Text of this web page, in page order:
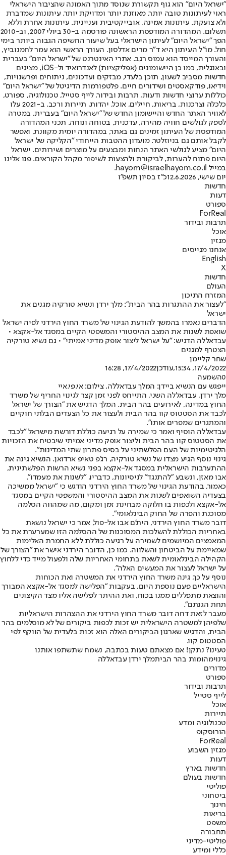
"ישראל היום" הוא גוף תקשורת שנוסד מתוך האמונה שהציבור הישראלי
ראוי לעיתונות טובה יותר, מאוזנת יותר ומדויקת יותר. עיתונות שמדברת
ולא צועקת. עיתונות אמינה, אובייקטיבית ועניינית. עיתונות אחרת וללא
תשלום. המהדורה המודפסת הראשונה פורסמה ב-30 ביולי 2007, וב-2010
הפך "ישראל היום" לעיתון הישראלי בעל שיעור החשיפה הגבוה ביותר בימי
חול. מו"ל העיתון היא ד"ר מרים אדלסון. העורך הראשי הוא עמר לחמנוביץ,
והעורך המייסד הוא עמוס רגב. אתרי האינטרנט של "ישראל היום" בעברית
ובאנגלית, כמו כן היישומונים (אפליקציות) לאנדרואיד ול-iOS, מציגים
חדשות מסביב לשעון, תוכן בלעדי, מבזקים ועדכונים, ניתוחים ופרשנויות,
וידיאו, פודקאסטים ושידורים חיים. פלטפורמות הדיגיטל של "ישראל היום"
כוללות ערוצי חדשות ודעות, תרבות ובידור, לייף סטייל, טכנולוגיה, ספורט,
כלכלה וצרכנות, בריאות, חיילים, אוכל, יהדות, תיירות ורכב. ב-2021 עלו
לאוויר האתר החדש והיישומון החדש של "ישראל היום" בעברית, במטרה
לספק לגולשים חוויה מהירה, עדכנית, בטוחה ונוחה. תכני המהדורה
המודפסת של העיתון זמינים גם באתר, במהדורה יומית מקוונת, ואפשר
לקבל אותם גם בניוזלטר. מועדון ההטבות הייחודי "הקליקה של ישראל
היום" מציע לגולשי האתר הנחות ומבצעים על מוצרים ושירותים. ישראל
היום פתוח להערות, לביקורת ולהצעות לשיפור מקהל הקוראים. פנו אלינו
במייל hayom@israelhayom.co.il.
יום שישי, 12.6.2026
כ"ז בסיון תשפ"ו
חדשות
דעות
ספורט
ForReal
תרבות ובידור
אוכל
מגזין
אנחנו מגייסים
English
X
חדשות
העולם
המזרח התיכון
"לעצור את ההתגרות בהר הבית": מלך ירדן ונשיא טורקיה מגנים את
ישראל
הדברים נאמרו בהמשך להודעת הגינוי של משרד החוץ הירדני לפיה ישראל
שואפת לשנות את המצב ההיסטורי והמשפטי הקיים במסגד אל-אקצא •
עבדאללה הדגיש: "על ישראל ליצור אופק מדיני אמיתי" • גם נשיא טורקיה
הצטרף למגנים
שחר קליימן
17/4/2022, 15:34
,עודכן17/4/2022, 16:28
0השמעה
ייפגש עם הנשיא ביידן: המלך עבדאללה, צילום: אי.פי.איי
מלך ירדן, עבדאללה השני, התייחס לפני זמן קצר לגינוי החריף של משרד
החוץ במדינה, לאירועים בהר הבית. המלך הדגיש את "הצורך של ישראל
לכבד את הסטטוס קוו בהר הבית ולעצור את כל הצעדים הבלתי חוקיים
והמתגרים שמפרים אותו".
עבדאללה הוסיף ואמר כי שמירה על רגיעה כוללת דורשת מישראל "לכבד
את הסטטוס קוו בהר הבית וליצור אופק מדיני אמיתי שיבטיח את הזכויות
הלגיטימיות של העם הפלשתיני על בסיס פתרון שתי המדינות".
גינוי נוסף הגיע מצדו של נשיא טורקיה, רג'פ טאיפ ארדואן. הנשיא גינה את
ההתערבות הישראלית במסגד אל-אקצא בפני נשיא הרשות הפלשתינית,
אבו מאזן, ונשבע "להתנגד" לניסיונות, כדבריו, "לשנות את מעמדו".
כאמור, בהודעת הגינוי של משרד החוץ הירדני הודגש כי "ישראל ממשיכה
בצעדיה השואפים לשנות את המצב ההיסטורי והמשפטי הקיים במסגד
אל-אקצא ולכפות בו חלוקה מבחינת זמן ומקום, מה שמהווה הסלמה
מסוכנת והפרה של החוק הבינלאומי".
דובר משרד החוץ הירדני, הית'ם אבו אל-פול, אמר כי ישראל נושאת
באחריות הכוללת להשלכות המסוכנות של ההסלמה הזו שמערערת את כל
המאמצים המיושמים לשמירה על רגיעה כוללת ללא החמרת האלימות
שמאיימת על הביטחון והשלווה. כמו כן, הדובר הירדני אישר את "הצורך של
הקהילה הבינלאומית לשאת בתחומי האחריות שלה ולפעול מייד כדי ללחוץ
על ישראל לעצור את המעשים האלה".
נוסף על כך, גינה משרד החוץ הירדני את המשטרה ואת הכוחות
הישראליים פעם נוספת היום, בעקבות "הפלישה למסגד אל-אקצא המבורך
והוצאת מתפללים ממנו בכוח, ואת ההיתר לפלישה אליו מצד הקיצונים
תחת הגנתם".
מעבר לזאת דחה דובר משרד החוץ הירדני את ההצהרות הישראליות
שלפיהן למשטרה הישראלית יש זכות לכפות ביקורים של לא מוסלמים בהר
הבית, והדגיש שארגון הביקורים האלה הוא זכות בלעדית של הווקף לפי
הסטטוס קוו.
טעינו? נתקן! אם מצאתם טעות בכתבה, נשמח שתשתפו אותנו
גינוימהומות בהר הביתמלך ירדן עבדאללה
מדורים
ספורט
תרבות ובידור
לייף סטייל
אוכל
תיירות
טכנולוגיה ומדע
הורוסקופ
ForReal
מגזין השבוע
דעות
חדשות בארץ
חדשות בעולם
פוליטי
ביטחוני
חינוך
בריאות
משפט
תחבורה
פוליטי-מדיני
כללי ומידע